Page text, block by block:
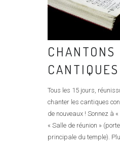
CHANTONS
Tous les 15 jours,
chanter les cantiques
de nouveaux ! Sonnez à
« Salle de réunion »
principale du temple).